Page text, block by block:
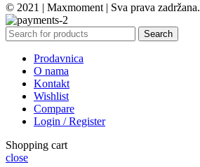
© 2021 | Maxmoment | Sva prava zadržana.
Search
Prodavnica
O nama
Kontakt
Wishlist
Compare
Login / Register
Shopping cart
close